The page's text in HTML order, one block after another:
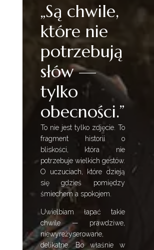
„Są chwile,
które nie
potrzebują
słów —
tylko
obecności.”
To nie jest tylko zdjęcie. To
fragment historii o
bliskości, która nie
potrzebuje wielkich gestów.
O uczuciach, które dzieją
się gdzieś pomiędzy
śmiechem a spokojem.
Uwielbiam łapać takie
chwile — prawdziwe,
niewyreżyserowane,
delikatne. Bo właśnie w